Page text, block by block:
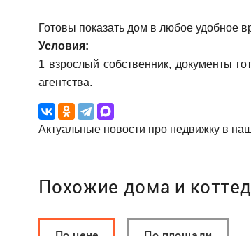
Готовы показать дом в любое удобное
Условия:
1 взрослый собственник, документы
агентства.
Актуальные новости про недвижку в
Похожие дома и